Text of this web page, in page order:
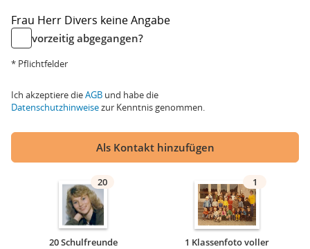
Frau Herr Divers keine Angabe
vorzeitig abgegangen?
* Pflichtfelder
Ich akzeptiere dieAGB und habe die
Datenschutzhinweisezur Kenntnis genommen.
Als Kontakt hinzufügen
20
20 Schulfreunde
1
1 Klassenfoto voller